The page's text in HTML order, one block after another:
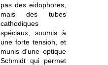
pas des eidophores,
mais des tubes
cathodiques
spéciaux, soumis à
une forte tension, et
munis d'une optique
Schmidt qui permet